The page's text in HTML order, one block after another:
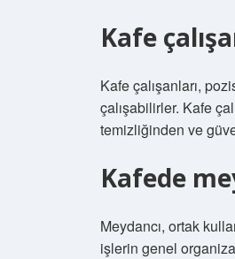
Kafe
Kafe çalışanları,
çalışabilirler. Kafe
temizliğinden ve
Kafede
Meydancı, ortak
işlerin genel